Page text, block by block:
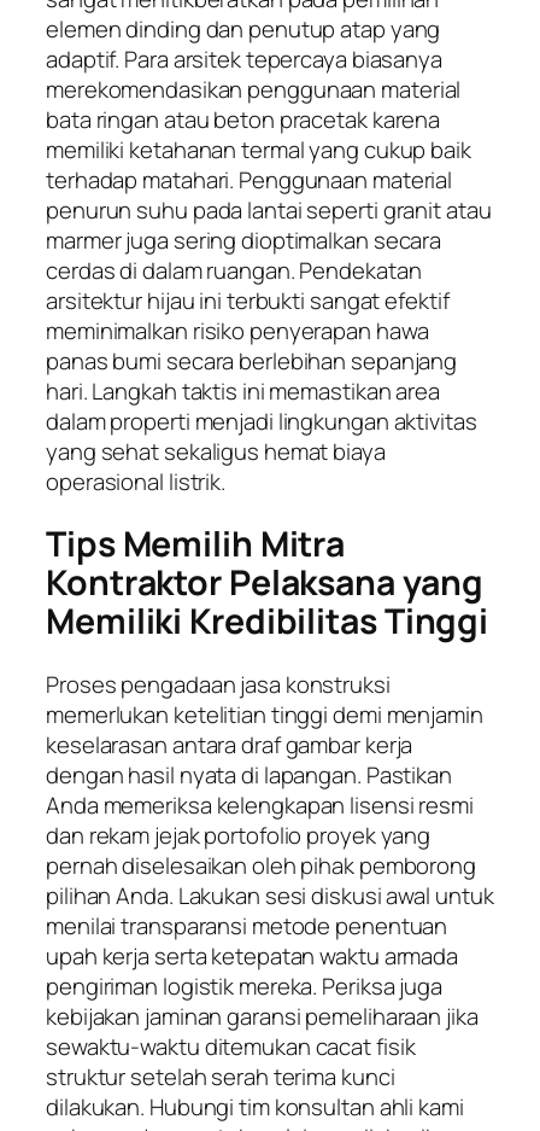
elemen dinding dan penutup atap yang
adaptif. Para arsitek tepercaya biasanya
merekomendasikan penggunaan material
bata ringan atau beton pracetak karena
memiliki ketahanan termal yang cukup baik
terhadap matahari. Penggunaan material
penurun suhu pada lantai seperti granit atau
marmer juga sering dioptimalkan secara
cerdas di dalam ruangan. Pendekatan
arsitektur hijau ini terbukti sangat efektif
meminimalkan risiko penyerapan hawa
panas bumi secara berlebihan sepanjang
hari. Langkah taktis ini memastikan area
dalam properti menjadi lingkungan aktivitas
yang sehat sekaligus hemat biaya
operasional listrik.
Tips Memilih Mitra
Kontraktor Pelaksana yang
Memiliki Kredibilitas Tinggi
Proses pengadaan jasa konstruksi
memerlukan ketelitian tinggi demi menjamin
keselarasan antara draf gambar kerja
dengan hasil nyata di lapangan. Pastikan
Anda memeriksa kelengkapan lisensi resmi
dan rekam jejak portofolio proyek yang
pernah diselesaikan oleh pihak pemborong
pilihan Anda. Lakukan sesi diskusi awal untuk
menilai transparansi metode penentuan
upah kerja serta ketepatan waktu armada
pengiriman logistik mereka. Periksa juga
kebijakan jaminan garansi pemeliharaan jika
sewaktu-waktu ditemukan cacat fisik
struktur setelah serah terima kunci
dilakukan. Hubungi tim konsultan ahli kami